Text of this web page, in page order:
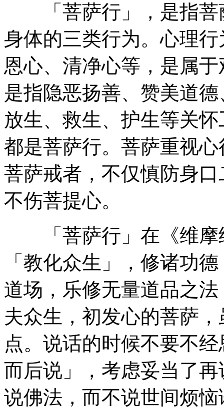
「菩萨行」，是指菩
身体的三类行为。心理
恩心、清净心等，是属
是指隐恶扬善、赞美道
放生、救生、护生等关
都是菩萨行。菩萨重视
菩萨戒者，不仅慎防身
不伤菩提心。
「菩萨行」在《维摩
「教化众生」，修诸功
道场，乐修无量道品之
夫众生，初发心的菩萨
点。说话的时候不要不
而后说」，考虑妥当了
说佛法，而不说世间烦恼